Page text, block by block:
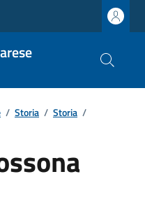
/ Storia / Storia /